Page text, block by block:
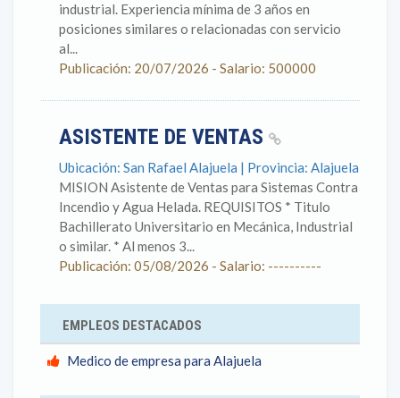
industrial. Experiencia mínima de 3 años en
posiciones similares o relacionadas con servicio
al...
Publicación: 20/07/2026 - Salario: 500000
ASISTENTE DE VENTAS
Ubicación: San Rafael Alajuela | Provincia: Alajuela
MISION Asistente de Ventas para Sistemas Contra
Incendio y Agua Helada. REQUISITOS * Titulo
Bachillerato Universitario en Mecánica, Industrial
o similar. * Al menos 3...
Publicación: 05/08/2026 - Salario: ----------
EMPLEOS DESTACADOS
Medico de empresa para Alajuela